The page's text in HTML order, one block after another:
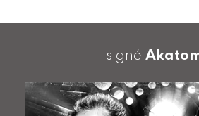
signé